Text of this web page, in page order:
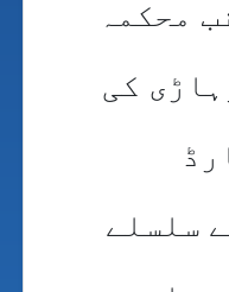
محکمہ
کی
سلسلے